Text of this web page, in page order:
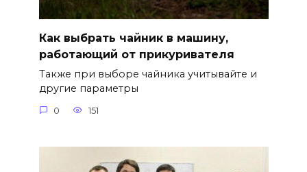
Как выбрать чайник в машину,
работающий от прикуривателя
Также при выборе чайника учитывайте и
другие параметры
0 151